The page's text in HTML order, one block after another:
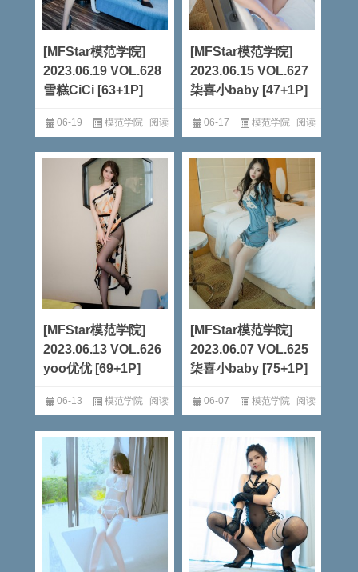
[MFStar模范学院]
2023.06.19 VOL.628
雪糕CiCi [63+1P]
06-19 模范学院 阅读
全文
[MFStar模范学院]
2023.06.15 VOL.627
柒喜小baby [47+1P]
06-17 模范学院 阅读
全文
[MFStar模范学院]
2023.06.13 VOL.626
yoo优优 [69+1P]
06-13 模范学院 阅读
全文
[MFStar模范学院]
2023.06.07 VOL.625
柒喜小baby [75+1P]
06-07 模范学院 阅读
全文